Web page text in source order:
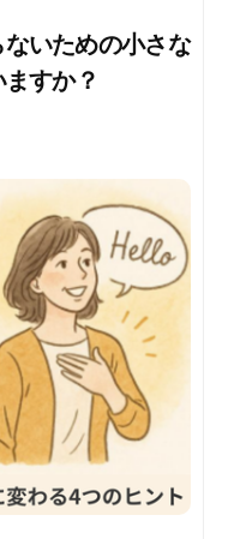
いための小さな
すか？